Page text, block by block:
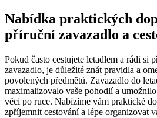
Nabídka praktických
příruční zavazadlo a
Pokud často cestujete letadlem a rádi si
zavazadlo, je důležité znát pravidla a
povolených předmětů. Zavazadlo do
maximalizovalo vaše pohodlí a
věci po ruce. Nabízíme vám praktické
zpříjemnit cestování a lépe organizovat